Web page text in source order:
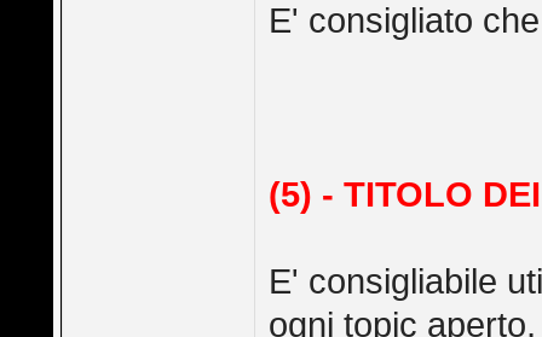
E' consigliato
(5) - TITOLO
E' consigliabile
ogni topic